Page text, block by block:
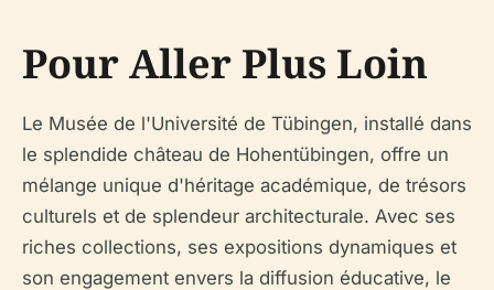
Pour Aller Plus Loin
Le Musée de l'Université de Tübingen, installé dans
le splendide château de Hohentübingen, offre un
mélange unique d'héritage académique, de trésors
culturels et de splendeur architecturale. Avec ses
riches collections, ses expositions dynamiques et
son engagement envers la diffusion éducative, le